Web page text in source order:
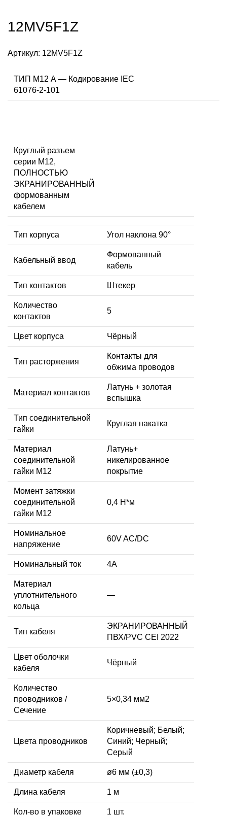
12MV5F1Z
Артикул: 12MV5F1Z
ТИП M12 А — Кодирование IEC
61076-2-101
Круглый разъем
серии M12,
ПОЛНОСТЬЮ
ЭКРАНИРОВАННЫЙ
формованным
кабелем
Тип корпуса Угол наклона 90°
Кабельный ввод
Формованный
кабель
Тип контактов Штекер
Количество
контактов
5
Цвет корпуса Чёрный
Тип расторжения
Контакты для
обжима проводов
Материал контактов
Латунь + золотая
вспышка
Тип соединительной
гайки
Круглая накатка
Материал
соединительной
гайки M12
Латунь+
никелированное
покрытие
Момент затяжки
соединительной
гайки M12
0,4 Н*м
Номинальное
напряжение
60V AC/DC
Номинальный ток 4A
Материал
уплотнительного
кольца
—
Тип кабеля
ЭКРАНИРОВАННЫЙ
ПВХ/PVC CEI 2022
Цвет оболочки
кабеля
Чёрный
Количество
проводников /
Сечение
5×0,34 мм2
Цвета проводников
Коричневый; Белый;
Синий; Черный;
Серый
Диаметр кабеля ø6 мм (±0,3)
Длина кабеля 1 м
Кол-во в упаковке 1 шт.